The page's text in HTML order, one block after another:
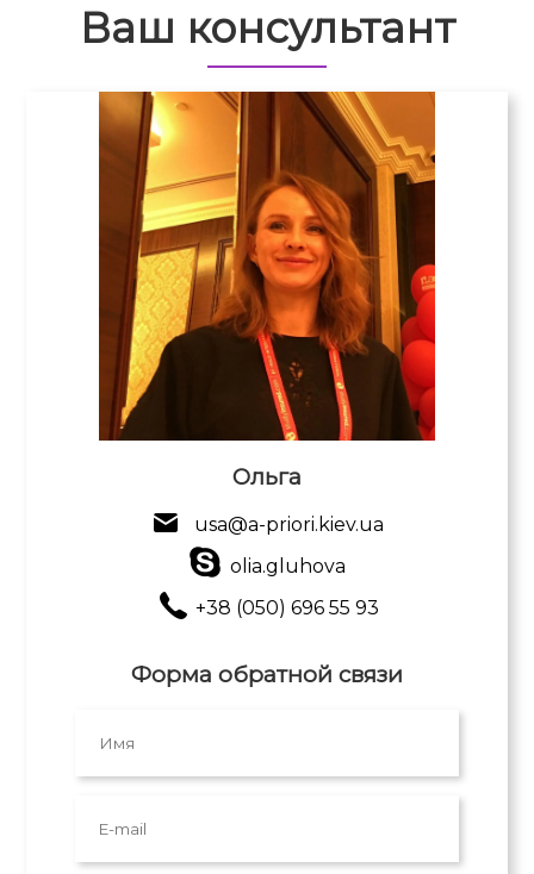
Ваш консультант
Ольга
usa@a-priori.kiev.ua
olia.gluhova
+38 (050) 696 55 93
Форма обратной связи